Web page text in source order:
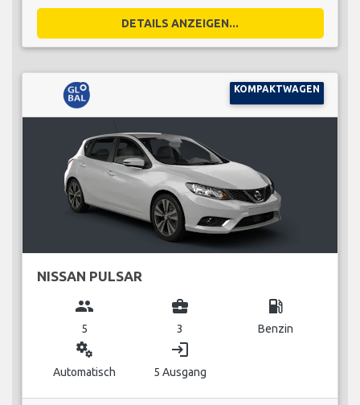
DETAILS ANZEIGEN...
KOMPAKTWAGEN
NISSAN PULSAR
group
5
business_center
3
local_gas_station
Benzin
miscellaneous_services
Automatisch
login
5 Ausgang